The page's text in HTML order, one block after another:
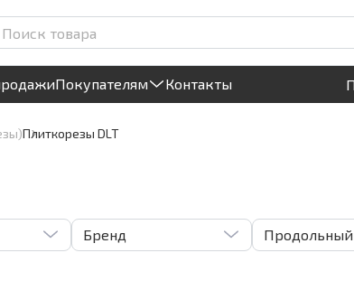
Круглосуточный! Прием заявок на сайте
Покупателям Контакты
Плиткорезы DLT
Бренд